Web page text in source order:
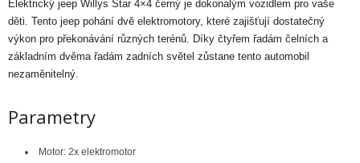
Elektrický jeep Willys Star 4×4 černý je dokonalým vozidlem pro vaše
děti. Tento jeep pohání dvě elektromotory, které zajišťují dostatečný
výkon pro překonávání různých terénů. Díky čtyřem řadám čelních a
základním dvěma řadám zadních světel zůstane tento automobil
nezaměnitelný.
Parametry
Motor: 2x elektromotor